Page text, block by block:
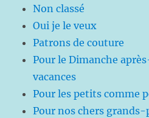
Non classé
Oui je le veux
Patrons de couture
Pour le Dimanche
vacances
Pour les petits comme
Pour nos chers